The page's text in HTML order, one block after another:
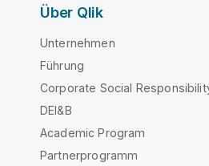
Über Qlik
Unternehmen
Führung
Corporate Social
DEI&B
Academic Program
Partnerprogramm